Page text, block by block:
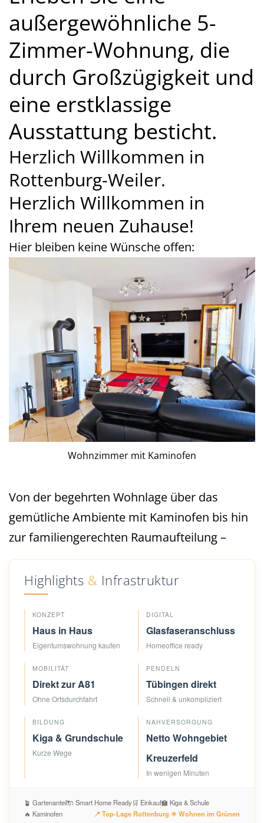
außergewöhnliche 5-
Zimmer-Wohnung, die
durch Großzügigkeit und
eine erstklassige
Ausstattung besticht.
Herzlich Willkommen in
Rottenburg-Weiler.
Herzlich Willkommen in
Ihrem neuen Zuhause!
Hier bleiben keine Wünsche offen:
Wohnzimmer mit Kaminofen
Von der begehrten Wohnlage über das
gemütliche Ambiente mit Kaminofen bis hin
zur familiengerechten Raumaufteilung –
Highlights & Infrastruktur
KONZEPT
Haus in Haus
Eigentumswohnung kaufen
DIGITAL
Glasfaseranschluss
Homeoffice ready
MOBILITÄT
Direkt zur A81
Ohne Ortsdurchfahrt
PENDELN
Tübingen direkt
Schnell & unkompliziert
BILDUNG
Kiga & Grundschule
Kurze Wege
NAHVERSORGUNG
Netto Wohngebiet
Kreuzerfeld
In wenigen Minuten
🪴 Gartenanteil🔌 Smart Home Ready🛒 Einkauf🏫 Kiga & Schule
🔥 Kaminofen
📍 Top-Lage Rottenburg ☀ Wohnen im Grünen